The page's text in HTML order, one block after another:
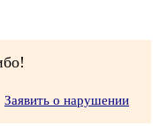
Заявить о нарушении